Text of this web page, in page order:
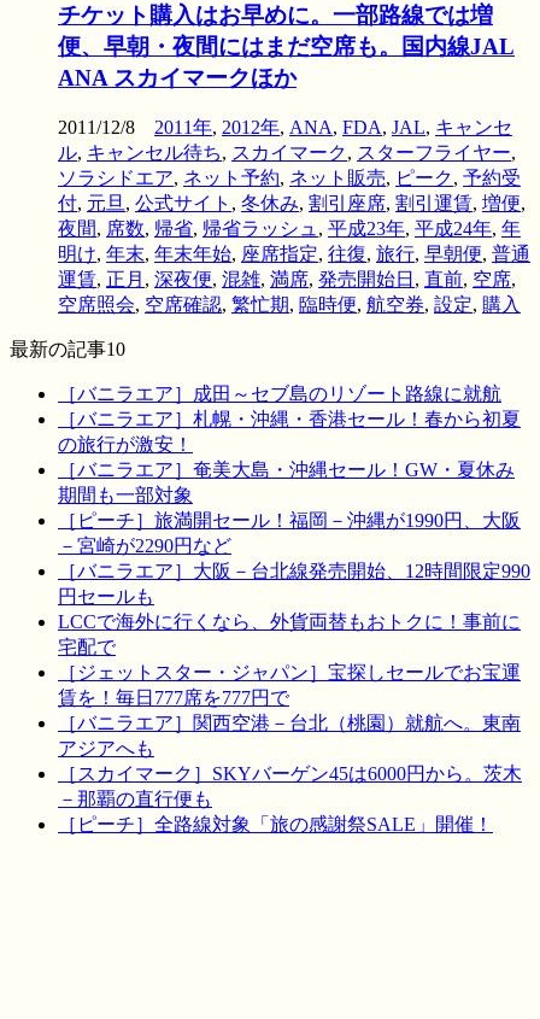
チケット購入はお早めに。一部路線では増
便、早朝・夜間にはまだ空席も。国内線JAL
ANA スカイマークほか
2011/12/8 2011年, 2012年, ANA, FDA, JAL, キャンセ
ル, キャンセル待ち, スカイマーク, スターフライヤー,
ソラシドエア, ネット予約, ネット販売, ピーク, 予約受
付, 元旦 , 公式サイト , 冬休み, 割引座席, 割引運賃, 増便,
夜間, 席数, 帰省, 帰省ラッシュ , 平成23年, 平成24年, 年
明け, 年末, 年末年始, 座席指定, 往復, 旅行, 早朝便, 普通
運賃, 正月 , 深夜便, 混雑, 満席, 発売開始日 , 直前, 空席,
空席照会, 空席確認, 繁忙期, 臨時便, 航空券, 設定, 購入
最新の記事10
［バニラエア］成田～セブ島のリゾート路線に就航
［バニラエア］札幌・沖縄・香港セール！春から初夏
の旅行が激安！
［バニラエア］奄美大島・沖縄セール！GW・夏休み
期間も一部対象
［ピーチ］旅満開セール！福岡－沖縄が1990円、大阪
－宮崎が2290円など
［バニラエア］大阪－台北線発売開始、12時間限定990
円セールも
LCCで海外に行くなら、外貨両替もおトクに！事前に
宅配で
［ジェットスター・ジャパン］宝探しセールでお宝運
賃を！毎日777席を777円で
［バニラエア］関西空港－台北（桃園）就航へ。東南
アジアへも
［スカイマーク］SKYバーゲン45は6000円から。茨木
－那覇の直行便も
［ピーチ］全路線対象「旅の感謝祭SALE」開催！